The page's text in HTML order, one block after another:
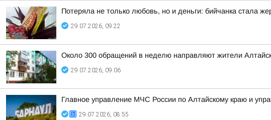
Потеряла не только любовь, но и деньги: бийчанка стала
29.07.2026, 09:22
Около 300 обращений в неделю направляют жители
29.07.2026, 09:06
Главное управление МЧС России по Алтайскому краю и
29.07.2026, 08:55